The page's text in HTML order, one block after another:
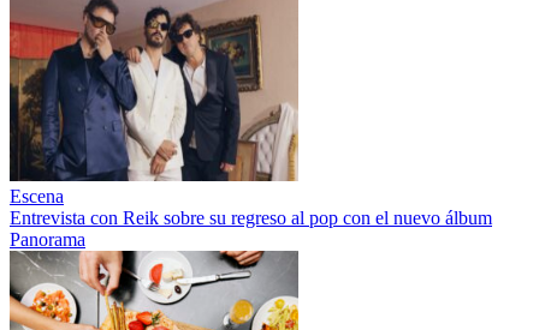
Escena
Entrevista con Reik sobre su regreso al pop con el nuevo álbum
Panorama